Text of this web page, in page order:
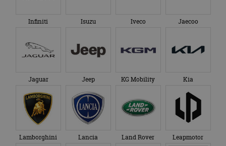
Infiniti Isuzu Iveco Jaecoo
Jaguar Jeep KG Mobility Kia
Lamborghini Lancia Land Rover Leapmotor